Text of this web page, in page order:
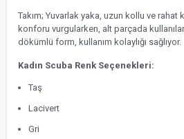
Takım; Yuvarlak yaka, uzun kollu ve rahat
konforu vurgularken, alt parçada
dökümlü form, kullanım kolaylığı sağlıyor.
Kadın Scuba Renk Seçenekleri:
Taş
Lacivert
Gri